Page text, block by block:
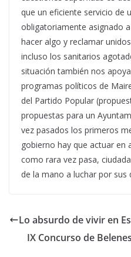
que un eficiente servicio de
obligatoriamente asignado
hacer algo y reclamar
incluso los sanitarios
situación también nos
programas políticos de
del Partido Popular
propuestas para un
vez pasados los primeros
gobierno hay que actuar en
como rara vez pasa,
de la mano a luchar por sus
Lo absurdo de vivir en
IX Concurso de